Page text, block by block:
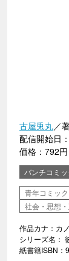
古屋兎丸／
配信開始日
価格：792円
バンチコミッ
青年コミック
社会・思想
作品カナ：カ
シリーズ名：
紙書籍ISBN：